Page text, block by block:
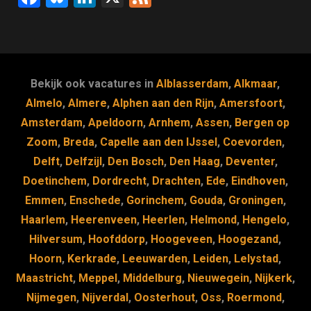
b
o
o
k
k
y
dI
n
Bekijk ook vacatures inAlblasserdam,Alkmaar,
Almelo, Almere, Alphen aan den Rijn, Amersfoort,
Amsterdam,Apeldoorn,Arnhem,Assen, Bergen op
Zoom, Breda, Capelle aan den IJssel, Coevorden,
Delft, Delfzijl, Den Bosch, Den Haag, Deventer,
Doetinchem, Dordrecht, Drachten, Ede, Eindhoven,
Emmen, Enschede, Gorinchem, Gouda, Groningen,
Haarlem, Heerenveen, Heerlen, Helmond, Hengelo,
Hilversum, Hoofddorp, Hoogeveen, Hoogezand,
Hoorn, Kerkrade, Leeuwarden, Leiden, Lelystad,
Maastricht, Meppel, Middelburg, Nieuwegein, Nijkerk,
Nijmegen, Nijverdal, Oosterhout, Oss, Roermond,